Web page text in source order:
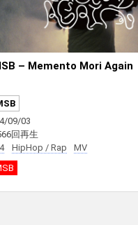
– Memento Mori Again
09/03
回再生
HipHop / Rap
MV